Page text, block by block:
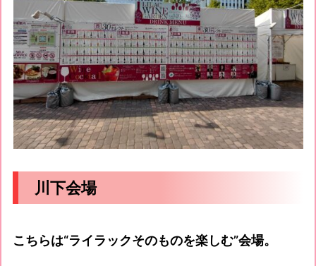
川下会場
こちらは“ライラックそのものを楽しむ”会場。